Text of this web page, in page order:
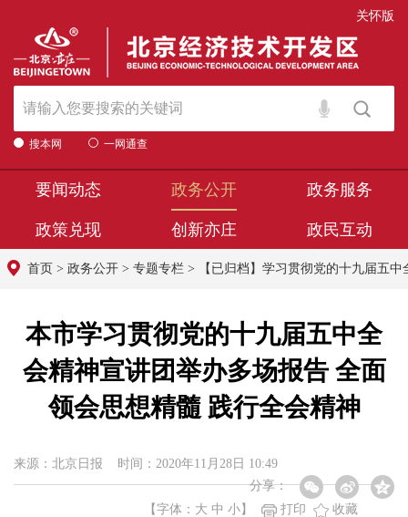
关怀版
搜本网 一网通查
要闻动态 政务公开 政务服务
政策兑现 创新亦庄 政民互动
首页 > 政务公开 > 专题专栏 > 【已归档】学习贯彻党的十九届五中
本市学习贯彻党的十九届五中全
会精神宣讲团举办多场报告 全面
领会思想精髓 践行全会精神
来源：北京日报 时间：2020年11月28日 10:49
分享：
【字体： 大 中 小 】 打印 收藏